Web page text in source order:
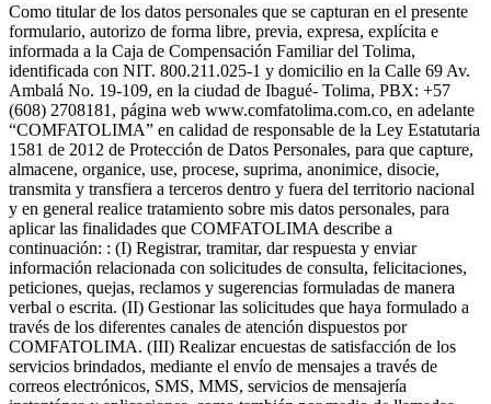
Como titular de los datos personales que se capturan en el presente
formulario, autorizo de forma libre, previa, expresa, explícita e
informada a la Caja de Compensación Familiar del Tolima,
identificada con NIT. 800.211.025-1 y domicilio en la Calle 69 Av.
Ambalá No. 19-109, en la ciudad de Ibagué- Tolima, PBX: +57
(608) 2708181, página web www.comfatolima.com.co, en adelante
“COMFATOLIMA” en calidad de responsable de la Ley Estatutaria
1581 de 2012 de Protección de Datos Personales, para que capture,
almacene, organice, use, procese, suprima, anonimice, disocie,
transmita y transfiera a terceros dentro y fuera del territorio nacional
y en general realice tratamiento sobre mis datos personales, para
aplicar las finalidades que COMFATOLIMA describe a
continuación: : (I) Registrar, tramitar, dar respuesta y enviar
información relacionada con solicitudes de consulta, felicitaciones,
peticiones, quejas, reclamos y sugerencias formuladas de manera
verbal o escrita. (II) Gestionar las solicitudes que haya formulado a
través de los diferentes canales de atención dispuestos por
COMFATOLIMA. (III) Realizar encuestas de satisfacción de los
servicios brindados, mediante el envío de mensajes a través de
correos electrónicos, SMS, MMS, servicios de mensajería